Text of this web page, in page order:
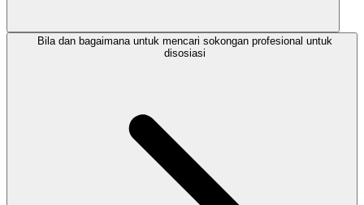
Bila dan bagaimana untuk mencari sokongan profesional untuk
disosiasi